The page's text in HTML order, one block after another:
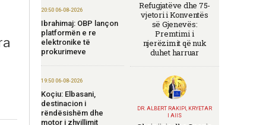
20:50 06-08-2026
Ibrahimaj: OBP lançon
platformën e re
elektronike të
prokurimeve
19:50 06-08-2026
Koçiu: Elbasani,
destinacion i
rëndësishëm dhe
motor i zhvillimit
Refugjatëve dhe 75-
vjetori i Konventës
së Gjenevës:
Premtimi i
njerëzimit që nuk
duhet harruar
DR. ALBERT RAKIPI, KRYETAR
I AIIS